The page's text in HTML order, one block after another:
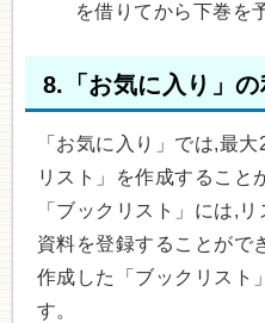
を借りてから下巻を
8.「お気に入り」
「お気に入り」では,最
リスト」を作成すること
「ブックリスト」には,
資料を登録することがで
作成した「ブックリスト
す。